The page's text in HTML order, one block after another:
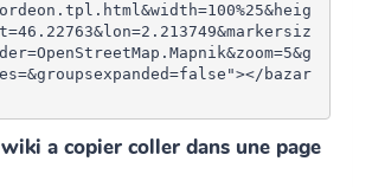
bazar
a copier coller dans une page